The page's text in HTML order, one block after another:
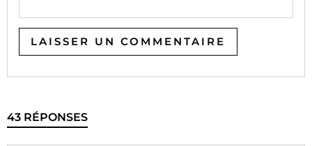
43 RÉPONSES